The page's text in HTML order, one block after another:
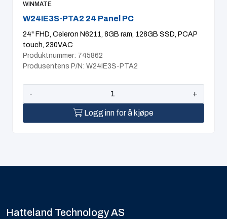
WINMATE
W24IE3S-PTA2 24 Panel PC
24" FHD, Celeron N6211, 8GB ram, 128GB SSD, PCAP
touch, 230VAC
Produktnummer: 745862
Produsentens P/N: W24IE3S-PTA2
- +
Logg inn for å kjøpe
Hatteland Technology AS